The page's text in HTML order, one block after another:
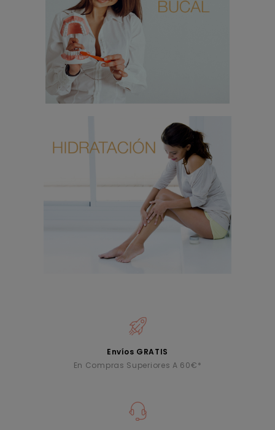
Envíos GRATIS
En Compras Superiores A 60€*